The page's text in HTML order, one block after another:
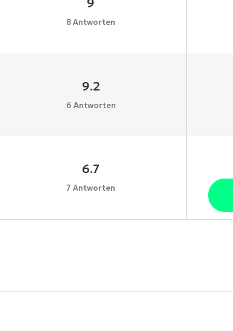
8 Antworten
9.2
6 Antworten
6.7
7 Antworten